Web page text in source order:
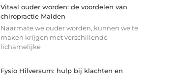
Vitaal ouder worden: de voordelen van
chiropractie Malden
Naarmate we ouder worden, kunnen we te
maken krijgen met verschillende
lichamelijke
Fysio Hilversum: hulp bij klachten en